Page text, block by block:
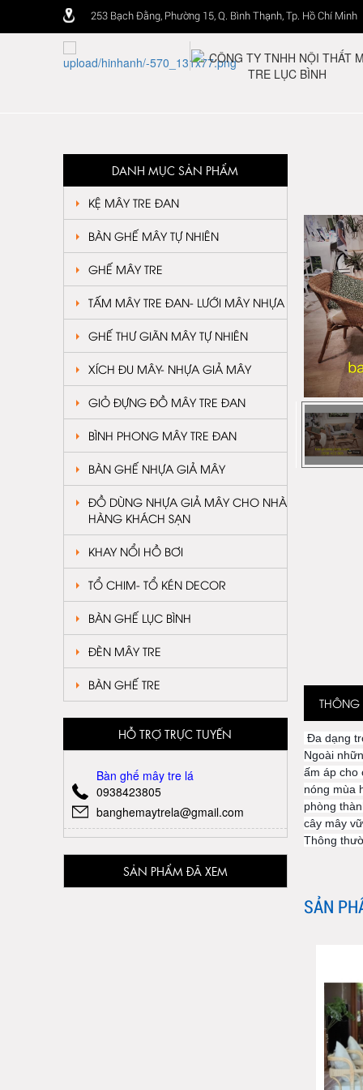
253 Bạch Đằng, Phường 15, Q. Bình Thạnh, Tp. Hồ Chí Minh
DANH MỤC SẢN PHẨM
KỆ MÂY TRE ĐAN
BÀN GHẾ MÂY TỰ NHIÊN
GHẾ MÂY TRE
TẤM MÂY TRE ĐAN- LƯỚI MÂY NHỰA
GHẾ THƯ GIÃN MÂY TỰ NHIÊN
XÍCH ĐU MÂY- NHỰA GIẢ MÂY
GIỎ ĐỰNG ĐỒ MÂY TRE ĐAN
BÌNH PHONG MÂY TRE ĐAN
BÀN GHẾ NHỰA GIẢ MÂY
ĐỒ DÙNG NHỰA GIẢ MÂY CHO NHÀ
HÀNG KHÁCH SẠN
KHAY NỔI HỒ BƠI
TỔ CHIM- TỔ KÉN DECOR
BÀN GHẾ LỤC BÌNH
ĐÈN MÂY TRE
BÀN GHẾ TRE
HỖ TRỢ TRỰC TUYẾN
Bàn ghế mây tre lá
0938423805
banghemaytrela@gmail.com
SẢN PHẨM ĐÃ XEM
THÔNG
Đa dạng
Ngoài
ấm áp cho
nóng mùa
phòng
cây mây
Thông
SẢN